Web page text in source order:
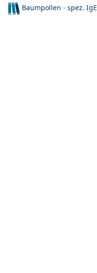
Baumpollen - spez. IgE